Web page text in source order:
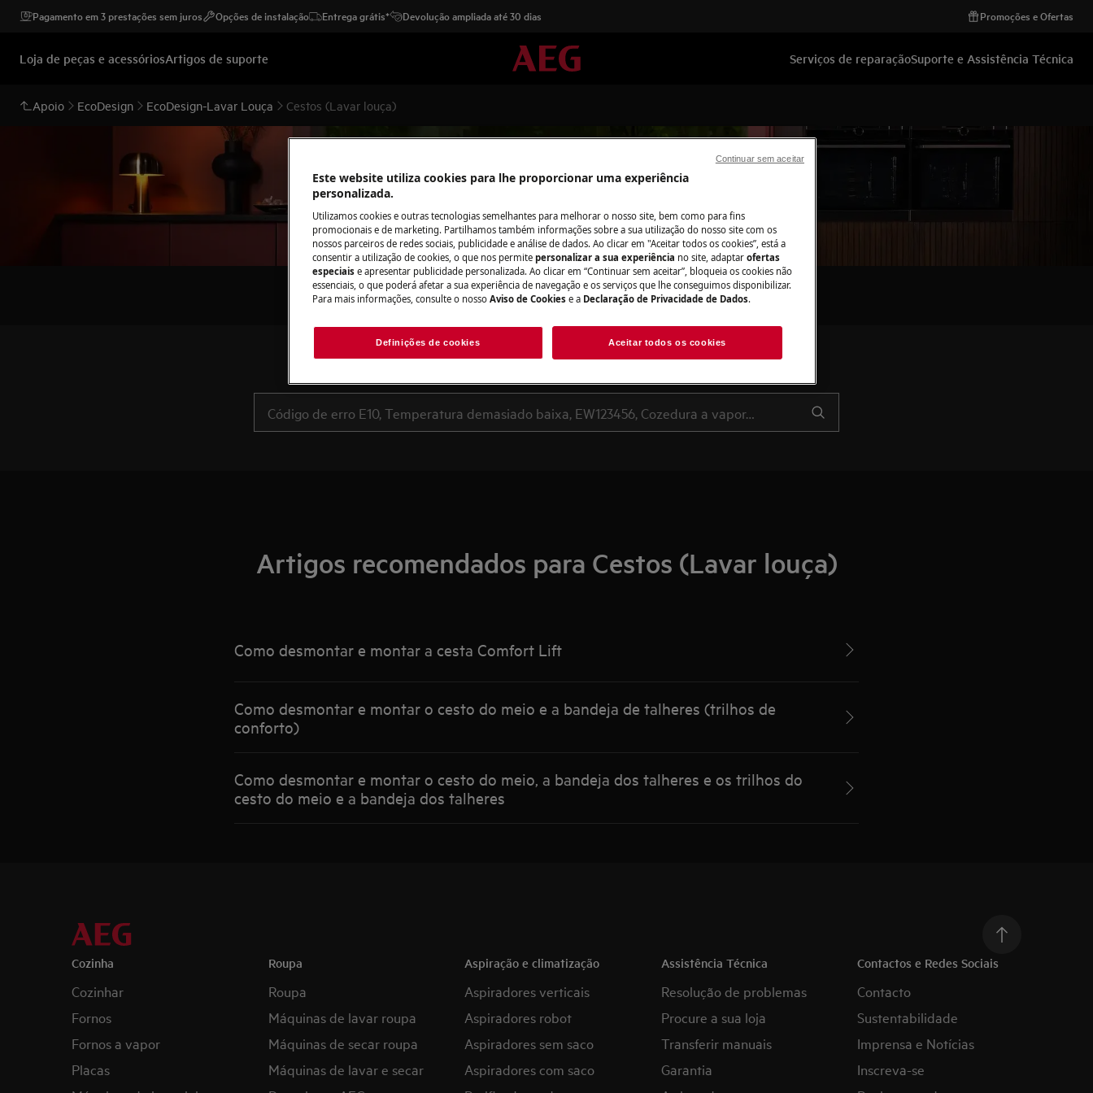
Pagamento em 3 prestações sem juros Opções de instalação Entrega grátis* Devolução ampliada até 30 dias Promoções e Ofertas
Loja de peças e acessóriosArtigos de suporte Serviços de reparaçãoSuporte e Assistência Técnica
Apoio EcoDesign EcoDesign-Lavar Louça Cestos (Lavar louça)
Apoio a Cestos (Lavar louça)
Pesquise entre os nossos artigos de suporte
Artigos recomendados para Cestos (Lavar louça)
Como desmontar e montar a cesta Comfort Lift
Como desmontar e montar o cesto do meio e a bandeja de talheres (trilhos de
conforto)
Como desmontar e montar o cesto do meio, a bandeja dos talheres e os trilhos do
cesto do meio e a bandeja dos talheres
Cozinha
Cozinhar
Fornos
Fornos a vapor
Placas
Roupa
Roupa
Máquinas de lavar roupa
Máquinas de secar roupa
Máquinas de lavar e secar
Aspiração e climatização
Aspiradores verticais
Aspiradores robot
Aspiradores sem saco
Aspiradores com saco
Assistência Técnica
Resolução de problemas
Procure a sua loja
Transferir manuais
Garantia
Contactos e Redes Sociais
Contacto
Sustentabilidade
Imprensa e Notícias
Inscreva-se
Este website utiliza cookies para lhe proporcionar uma experiência
personalizada.
Utilizamos cookies e outras tecnologias semelhantes para melhorar o nosso site, bem como para fins
promocionais e de marketing. Partilhamos também informações sobre a sua utilização do nosso site com os
nossos parceiros de redes sociais, publicidade e análise de dados. Ao clicar em "Aceitar todos os cookies”, está a
consentir a utilização de cookies, o que nos permite personalizar a sua experiência no site, adaptar ofertas
especiais e apresentar publicidade personalizada. Ao clicar em “Continuar sem aceitar”, bloqueia os cookies não
essenciais, o que poderá afetar a sua experiência de navegação e os serviços que lhe conseguimos disponibilizar.
Para mais informações, consulte o nosso Aviso de Cookies e a Declaração de Privacidade de Dados.
Definições de cookies Aceitar todos os cookies
Continuar sem aceitar